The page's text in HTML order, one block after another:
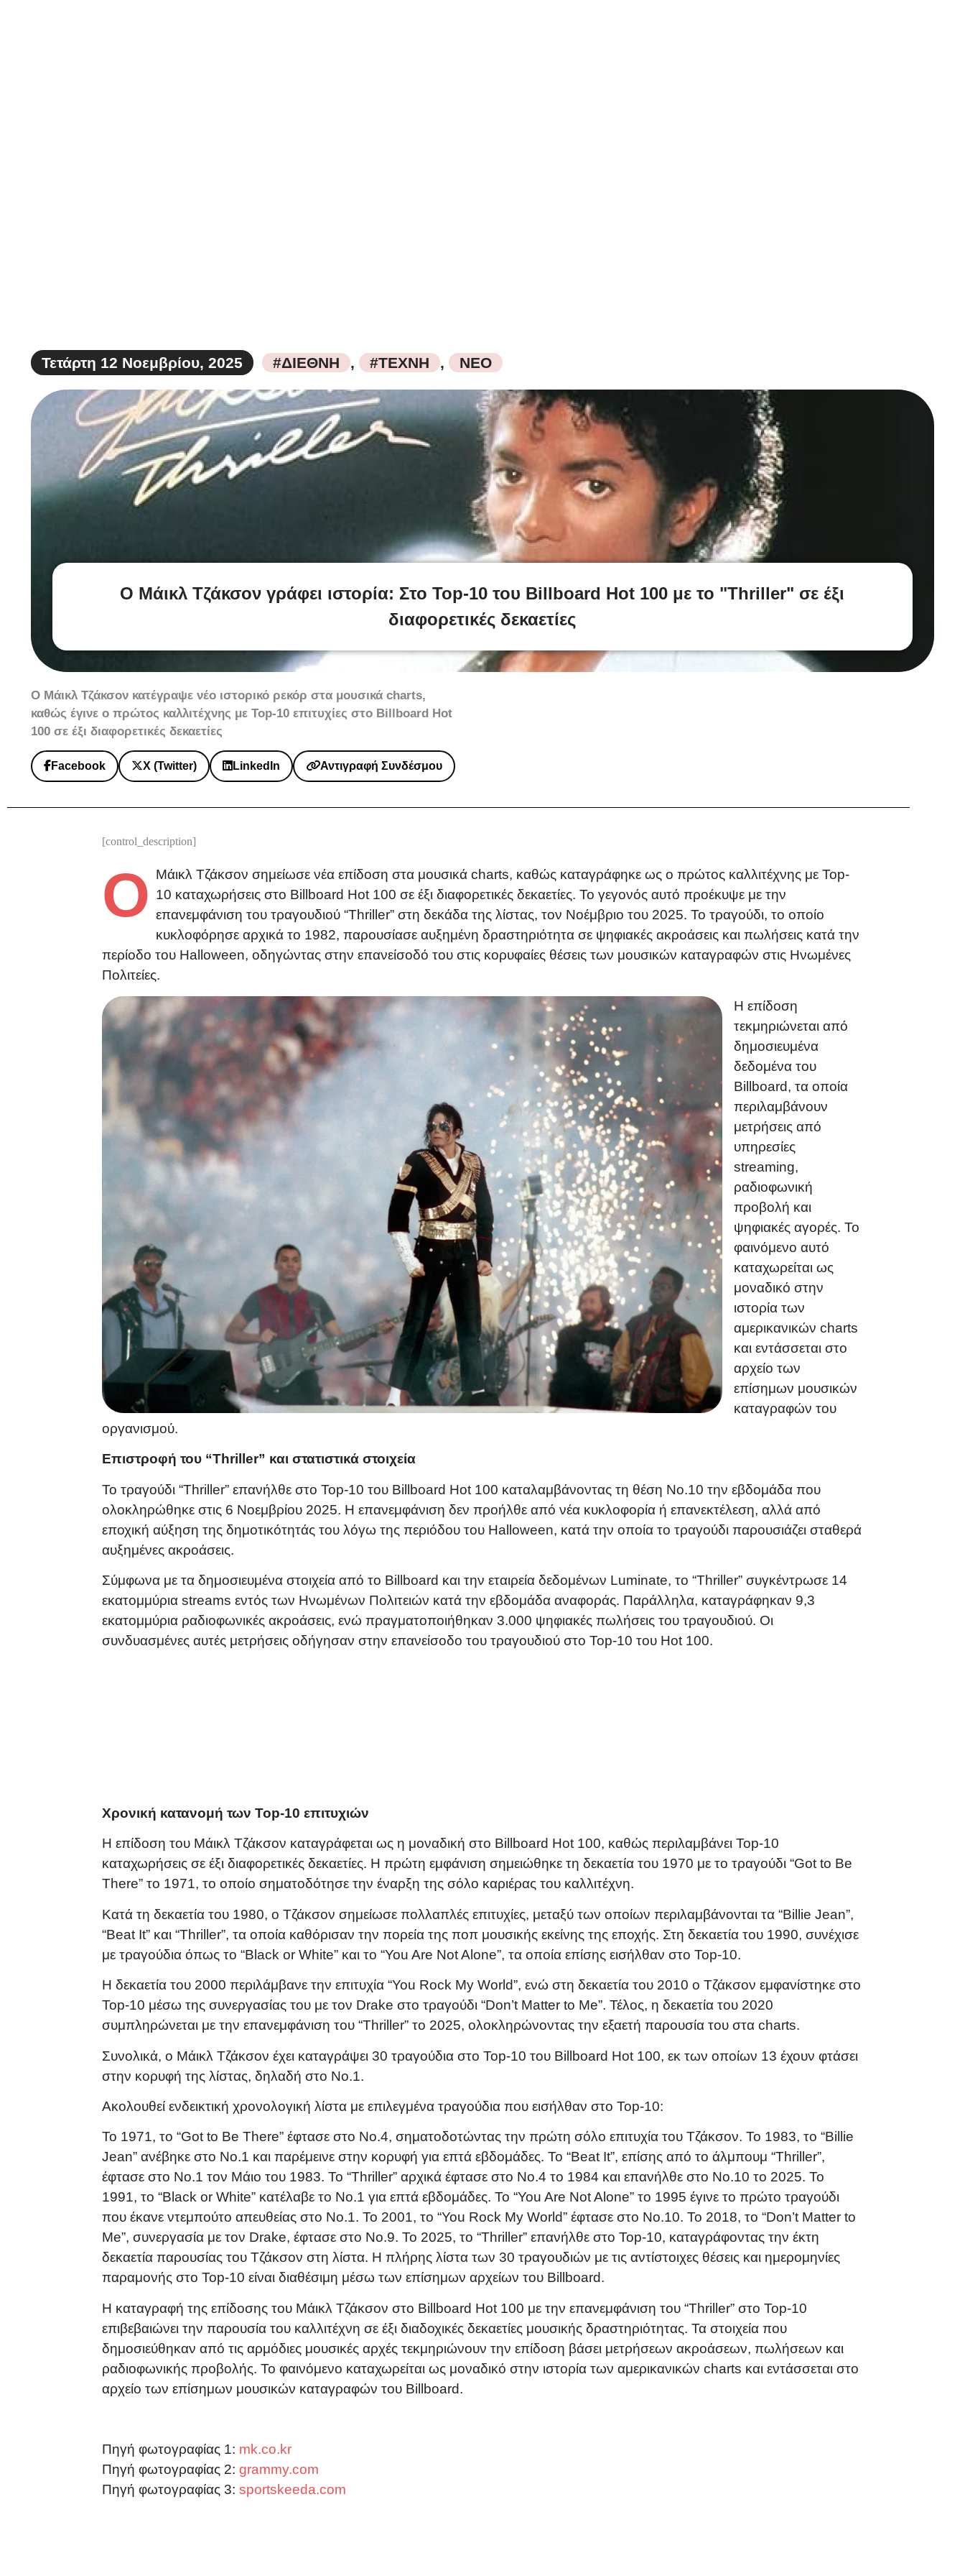
Τετάρτη 12 Νοεμβρίου, 2025 #ΔΙΕΘΝΗ , #ΤΕΧΝΗ , ΝΕΟ
Ο Μάικλ Τζάκσον γράφει ιστορία: Στο Top-10 του Billboard Hot 100 με το "Thriller" σε έξι
διαφορετικές δεκαετίες
Ο Μάικλ Τζάκσον κατέγραψε νέο ιστορικό ρεκόρ στα μουσικά charts,
καθώς έγινε ο πρώτος καλλιτέχνης με Top-10 επιτυχίες στο Billboard Hot
100 σε έξι διαφορετικές δεκαετίες
Facebook X (Twitter) LinkedIn Αντιγραφή Συνδέσμου
[control_description]
Ο Μάικλ Τζάκσον σημείωσε νέα επίδοση στα μουσικά charts, καθώς καταγράφηκε ως ο πρώτος καλλιτέχνης με Top-
10 καταχωρήσεις στο Billboard Hot 100 σε έξι διαφορετικές δεκαετίες. Το γεγονός αυτό προέκυψε με την
επανεμφάνιση του τραγουδιού “Thriller” στη δεκάδα της λίστας, τον Νοέμβριο του 2025. Το τραγούδι, το οποίο
κυκλοφόρησε αρχικά το 1982, παρουσίασε αυξημένη δραστηριότητα σε ψηφιακές ακροάσεις και πωλήσεις κατά την
περίοδο του Halloween, οδηγώντας στην επανείσοδό του στις κορυφαίες θέσεις των μουσικών καταγραφών στις Ηνωμένες
Πολιτείες.
Η επίδοση
τεκμηριώνεται από
δημοσιευμένα
δεδομένα του
Billboard, τα οποία
περιλαμβάνουν
μετρήσεις από
υπηρεσίες
streaming,
ραδιοφωνική
προβολή και
ψηφιακές αγορές. Το
φαινόμενο αυτό
καταχωρείται ως
μοναδικό στην
ιστορία των
αμερικανικών charts
και εντάσσεται στο
αρχείο των
επίσημων μουσικών
καταγραφών του
οργανισμού.
Επιστροφή του “Thriller” και στατιστικά στοιχεία
Το τραγούδι “Thriller” επανήλθε στο Top-10 του Billboard Hot 100 καταλαμβάνοντας τη θέση Νο.10 την εβδομάδα που
ολοκληρώθηκε στις 6 Νοεμβρίου 2025. Η επανεμφάνιση δεν προήλθε από νέα κυκλοφορία ή επανεκτέλεση, αλλά από
εποχική αύξηση της δημοτικότητάς του λόγω της περιόδου του Halloween, κατά την οποία το τραγούδι παρουσιάζει σταθερά
αυξημένες ακροάσεις.
Σύμφωνα με τα δημοσιευμένα στοιχεία από το Billboard και την εταιρεία δεδομένων Luminate, το “Thriller” συγκέντρωσε 14
εκατομμύρια streams εντός των Ηνωμένων Πολιτειών κατά την εβδομάδα αναφοράς. Παράλληλα, καταγράφηκαν 9,3
εκατομμύρια ραδιοφωνικές ακροάσεις, ενώ πραγματοποιήθηκαν 3.000 ψηφιακές πωλήσεις του τραγουδιού. Οι
συνδυασμένες αυτές μετρήσεις οδήγησαν στην επανείσοδο του τραγουδιού στο Top-10 του Hot 100.
Χρονική κατανομή των Top-10 επιτυχιών
Η επίδοση του Μάικλ Τζάκσον καταγράφεται ως η μοναδική στο Billboard Hot 100, καθώς περιλαμβάνει Top-10
καταχωρήσεις σε έξι διαφορετικές δεκαετίες. Η πρώτη εμφάνιση σημειώθηκε τη δεκαετία του 1970 με το τραγούδι “Got to Be
There” το 1971, το οποίο σηματοδότησε την έναρξη της σόλο καριέρας του καλλιτέχνη.
Κατά τη δεκαετία του 1980, ο Τζάκσον σημείωσε πολλαπλές επιτυχίες, μεταξύ των οποίων περιλαμβάνονται τα “Billie Jean”,
“Beat It” και “Thriller”, τα οποία καθόρισαν την πορεία της ποπ μουσικής εκείνης της εποχής. Στη δεκαετία του 1990, συνέχισε
με τραγούδια όπως το “Black or White” και το “You Are Not Alone”, τα οποία επίσης εισήλθαν στο Top-10.
Η δεκαετία του 2000 περιλάμβανε την επιτυχία “You Rock My World”, ενώ στη δεκαετία του 2010 ο Τζάκσον εμφανίστηκε στο
Top-10 μέσω της συνεργασίας του με τον Drake στο τραγούδι “Don’t Matter to Me”. Τέλος, η δεκαετία του 2020
συμπληρώνεται με την επανεμφάνιση του “Thriller” το 2025, ολοκληρώνοντας την εξαετή παρουσία του στα charts.
Συνολικά, ο Μάικλ Τζάκσον έχει καταγράψει 30 τραγούδια στο Top-10 του Billboard Hot 100, εκ των οποίων 13 έχουν φτάσει
στην κορυφή της λίστας, δηλαδή στο Νο.1.
Ακολουθεί ενδεικτική χρονολογική λίστα με επιλεγμένα τραγούδια που εισήλθαν στο Top-10:
Το 1971, το “Got to Be There” έφτασε στο Νο.4, σηματοδοτώντας την πρώτη σόλο επιτυχία του Τζάκσον. Το 1983, το “Billie
Jean” ανέβηκε στο Νο.1 και παρέμεινε στην κορυφή για επτά εβδομάδες. Το “Beat It”, επίσης από το άλμπουμ “Thriller”,
έφτασε στο Νο.1 τον Μάιο του 1983. Το “Thriller” αρχικά έφτασε στο Νο.4 το 1984 και επανήλθε στο Νο.10 το 2025. Το
1991, το “Black or White” κατέλαβε το Νο.1 για επτά εβδομάδες. Το “You Are Not Alone” το 1995 έγινε το πρώτο τραγούδι
που έκανε ντεμπούτο απευθείας στο Νο.1. Το 2001, το “You Rock My World” έφτασε στο Νο.10. Το 2018, το “Don’t Matter to
Me”, συνεργασία με τον Drake, έφτασε στο Νο.9. Το 2025, το “Thriller” επανήλθε στο Top-10, καταγράφοντας την έκτη
δεκαετία παρουσίας του Τζάκσον στη λίστα. Η πλήρης λίστα των 30 τραγουδιών με τις αντίστοιχες θέσεις και ημερομηνίες
παραμονής στο Top-10 είναι διαθέσιμη μέσω των επίσημων αρχείων του Billboard.
Η καταγραφή της επίδοσης του Μάικλ Τζάκσον στο Billboard Hot 100 με την επανεμφάνιση του “Thriller” στο Top-10
επιβεβαιώνει την παρουσία του καλλιτέχνη σε έξι διαδοχικές δεκαετίες μουσικής δραστηριότητας. Τα στοιχεία που
δημοσιεύθηκαν από τις αρμόδιες μουσικές αρχές τεκμηριώνουν την επίδοση βάσει μετρήσεων ακροάσεων, πωλήσεων και
ραδιοφωνικής προβολής. Το φαινόμενο καταχωρείται ως μοναδικό στην ιστορία των αμερικανικών charts και εντάσσεται στο
αρχείο των επίσημων μουσικών καταγραφών του Billboard.
Πηγή φωτογραφίας 1: mk.co.kr
Πηγή φωτογραφίας 2:grammy.com
Πηγή φωτογραφίας 3:sportskeeda.com